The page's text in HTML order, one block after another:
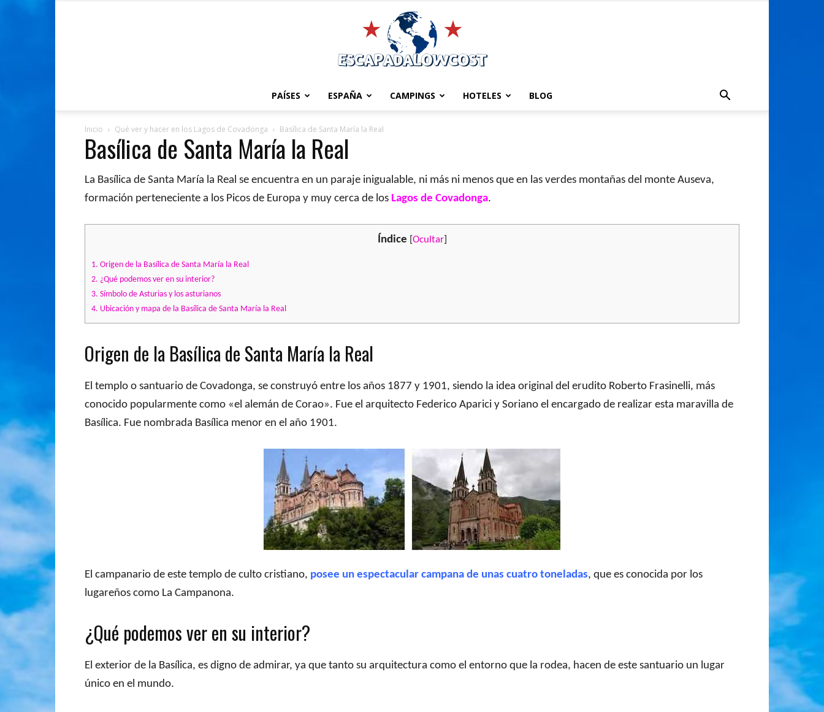
PAÍSES ESPAÑA CAMPINGS HOTELES BLOG
Inicio Qué ver y hacer en los Lagos de Covadonga Basílica de Santa María la Real
Basílica de Santa María la Real
La Basílica de Santa María la Real se encuentra en un paraje inigualable, ni más ni menos que en las verdes montañas del monte Auseva,
formación perteneciente a los Picos de Europa y muy cerca de los Lagos de Covadonga.
Índice [Ocultar]
1. Origen de la Basílica de Santa María la Real
2. ¿Qué podemos ver en su interior?
3. Símbolo de Asturias y los asturianos
4. Ubicación y mapa de la Basílica de Santa María la Real
Origen de la Basílica de Santa María la Real
El templo o santuario de Covadonga, se construyó entre los años 1877 y 1901, siendo la idea original del erudito Roberto Frasinelli, más
conocido popularmente como «el alemán de Corao». Fue el arquitecto Federico Aparici y Soriano el encargado de realizar esta maravilla de
Basílica. Fue nombrada Basílica menor en el año 1901.
El campanario de este templo de culto cristiano, posee un espectacular campana de unas cuatro toneladas, que es conocida por los
lugareños como La Campanona.
¿Qué podemos ver en su interior?
El exterior de la Basílica, es digno de admirar, ya que tanto su arquitectura como el entorno que la rodea, hacen de este santuario un lugar
único en el mundo.